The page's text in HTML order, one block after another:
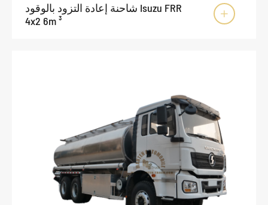
شاحنة إعادة التزود بالوقود Isuzu FRR
4x2 6m ³
